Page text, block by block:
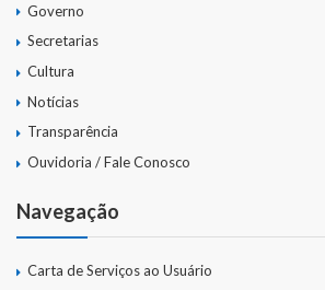
Governo
Secretarias
Cultura
Notícias
Transparência
Ouvidoria / Fale Conosco
Navegação
Carta de Serviços ao Usuário